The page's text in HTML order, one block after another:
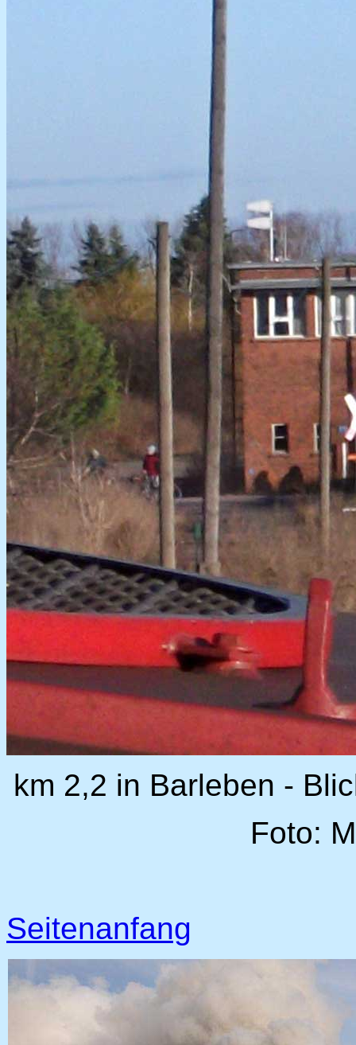
km 2,2 in Barleben -
Foto:
Seitenanfang